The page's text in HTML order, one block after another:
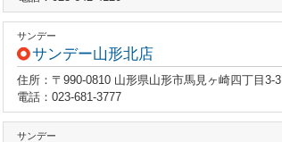
サンデー
サンデー山形北店
住所：〒990-0810 山形県山形市馬見ヶ崎四丁目3-3
電話：023-681-3777
サンデー